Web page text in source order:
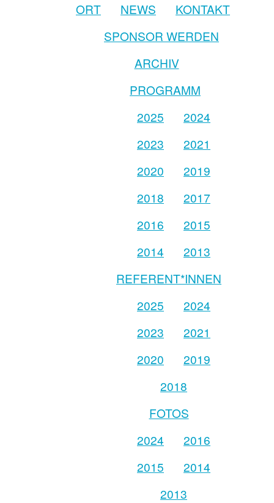
ORT
NEWS
KONTAKT
SPONSOR WERDEN
ARCHIV
PROGRAMM
2025
2024
2023
2021
2020
2019
2018
2017
2016
2015
2014
2013
REFERENT*INNEN
2025
2024
2023
2021
2020
2019
2018
FOTOS
2024
2016
2015
2014
2013